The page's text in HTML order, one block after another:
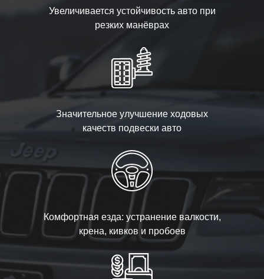
Увеличивается устойчивость авто при
резких манёврах
Значительное улучшение ходовых
качеств подвески авто
Комфортная езда: устранение валкости,
крена, кивков и пробоев